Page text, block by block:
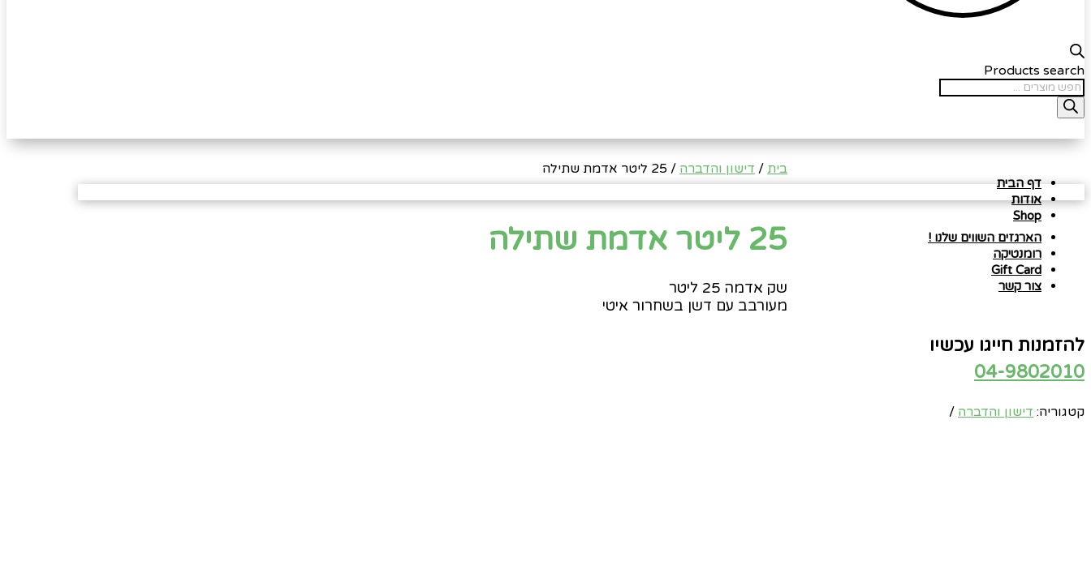
Products search
דף הבית
אודות
Shop
הארגזים השווים שלנו !
רומנטיקה
Gift Card
צור קשר
בית / דישון והדברה / 25 ליטר אדמת שתילה
25 ליטר אדמת שתילה
שק אדמה 25 ליטר
מעורבב עם דשן בשחרור איטי
להזמנות חייגו עכשיו
04-9802010
קטגוריה: דישון והדברה